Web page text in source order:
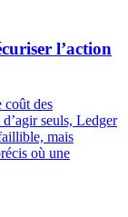
l’action
coût des
seuls, Ledger
mais
où une